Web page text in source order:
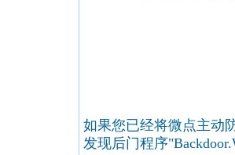
如果您已经将微点主动
发现后门程序